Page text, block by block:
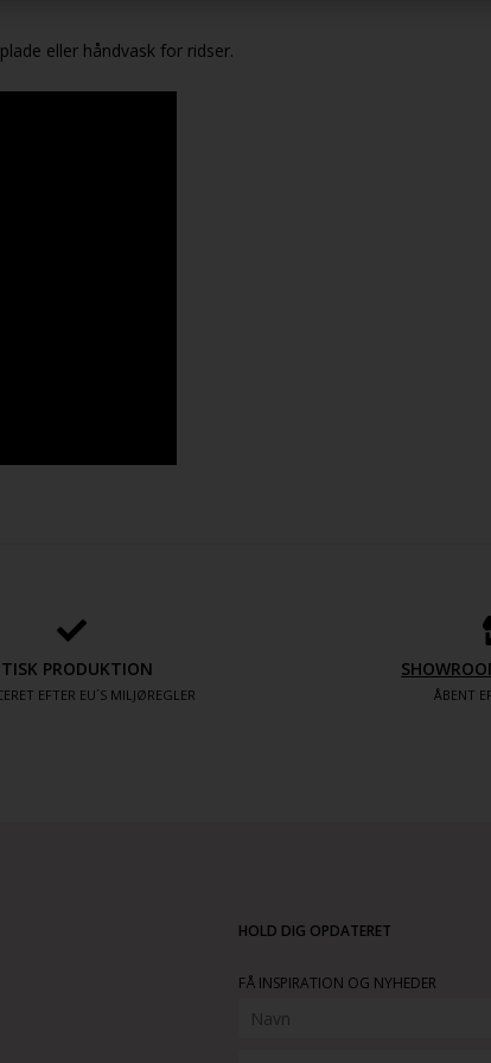
eller håndvask for ridser.
PRODUKTION
EFTER EU´S MILJØREGLER ÅBENT
HOLD DIG OPDATERET
FÅ INSPIRATION OG NYHEDER